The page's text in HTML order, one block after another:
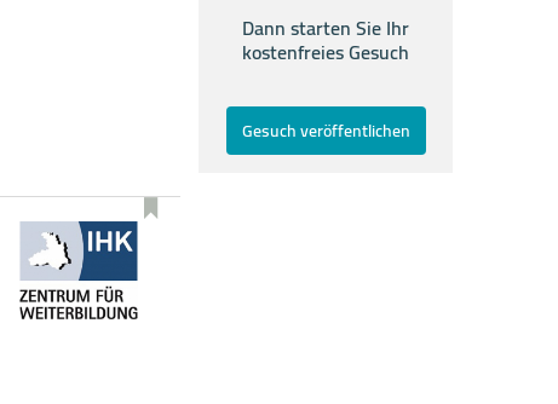
Dann starten Sie Ihr
kostenfreies Gesuch
Gesuch veröffentlichen